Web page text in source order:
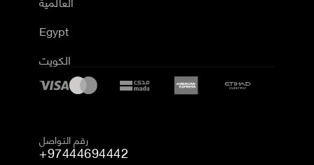
Egypt
الكويت
رقم التواصل
+97444694442